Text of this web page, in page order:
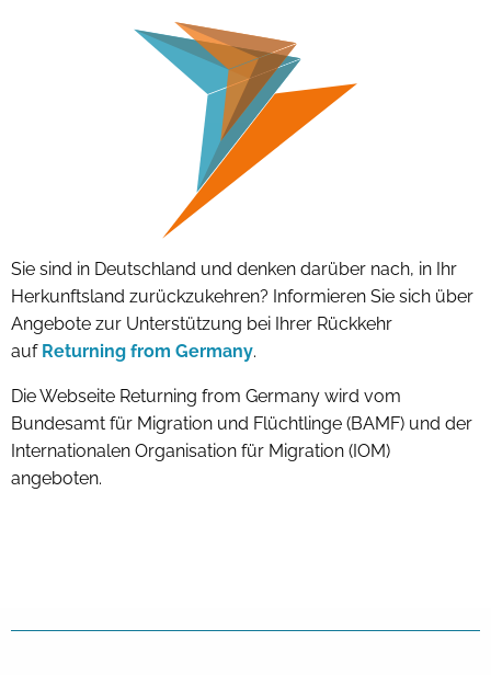
Sie sind in Deutschland und denken darüber nach, in Ihr
Herkunftsland zurückzukehren? Informieren Sie sich über
Angebote zur Unterstützung bei Ihrer Rückkehr
auf Returning from Germany.
Die Webseite Returning from Germany wird vom
Bundesamt für Migration und Flüchtlinge (BAMF) und der
Internationalen Organisation für Migration (IOM)
angeboten.